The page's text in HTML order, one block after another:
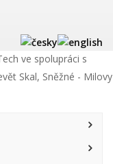
ve spolupráci s
Skal, Sněžné - Milovy